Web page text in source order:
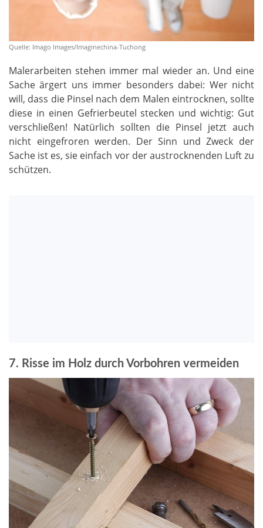
Quelle: Imago Images/Imaginechina-Tuchong
Malerarbeiten stehen immer mal wieder an. Und eine
Sache ärgert uns immer besonders dabei: Wer nicht
will, dass die Pinsel nach dem Malen eintrocknen, sollte
diese in einen Gefrierbeutel stecken und wichtig: Gut
verschließen! Natürlich sollten die Pinsel jetzt auch
nicht eingefroren werden. Der Sinn und Zweck der
Sache ist es, sie einfach vor der austrocknenden Luft zu
schützen.
7. Risse im Holz durch Vorbohren vermeiden